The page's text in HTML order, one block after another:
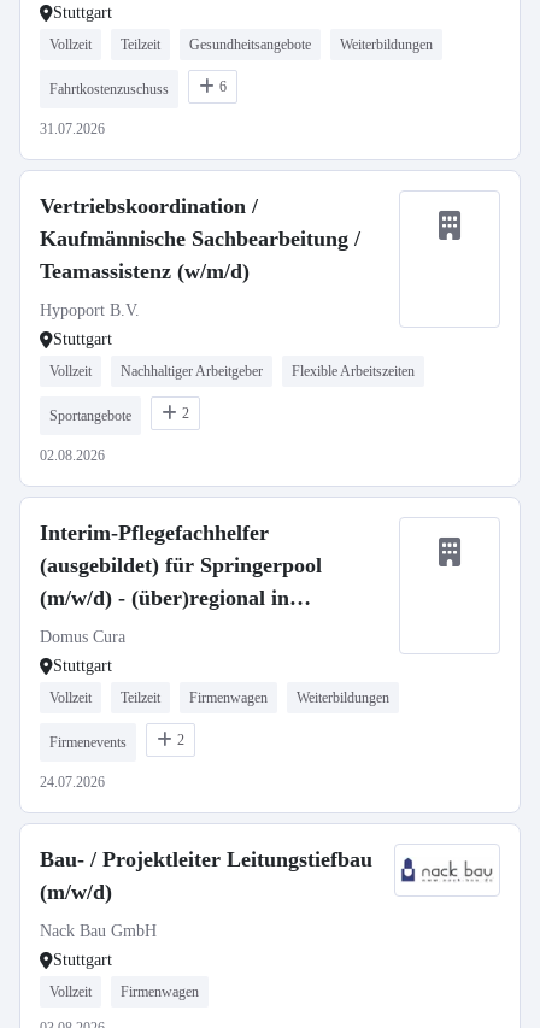
Stuttgart
Vollzeit Teilzeit Gesundheitsangebote Weiterbildungen
Fahrtkostenzuschuss 6
31.07.2026
Vertriebskoordination /
Kaufmännische Sachbearbeitung /
Teamassistenz (w/m/d)
Hypoport B.V.
Stuttgart
Vollzeit Nachhaltiger Arbeitgeber Flexible Arbeitszeiten
Sportangebote 2
02.08.2026
Interim-Pflegefachhelfer
(ausgebildet) für Springerpool
(m/w/d) - (über)regional in
Vollzeit/Teilzeit
Domus Cura
Stuttgart
Vollzeit Teilzeit Firmenwagen Weiterbildungen
Firmenevents 2
24.07.2026
Bau- / Projektleiter Leitungstiefbau
(m/w/d)
Nack Bau GmbH
Stuttgart
Vollzeit Firmenwagen